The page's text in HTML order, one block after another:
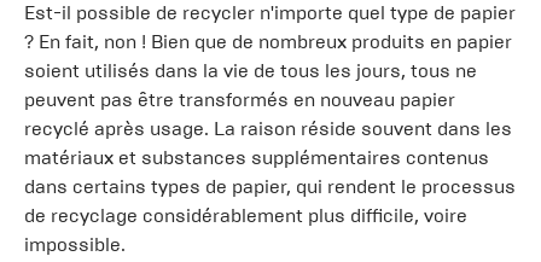
Est-il possible de recycler n'importe quel type de papier
? En fait, non ! Bien que de nombreux produits en papier
soient utilisés dans la vie de tous les jours, tous ne
peuvent pas être transformés en nouveau papier
recyclé après usage. La raison réside souvent dans les
matériaux et substances supplémentaires contenus
dans certains types de papier, qui rendent le processus
de recyclage considérablement plus difficile, voire
impossible.